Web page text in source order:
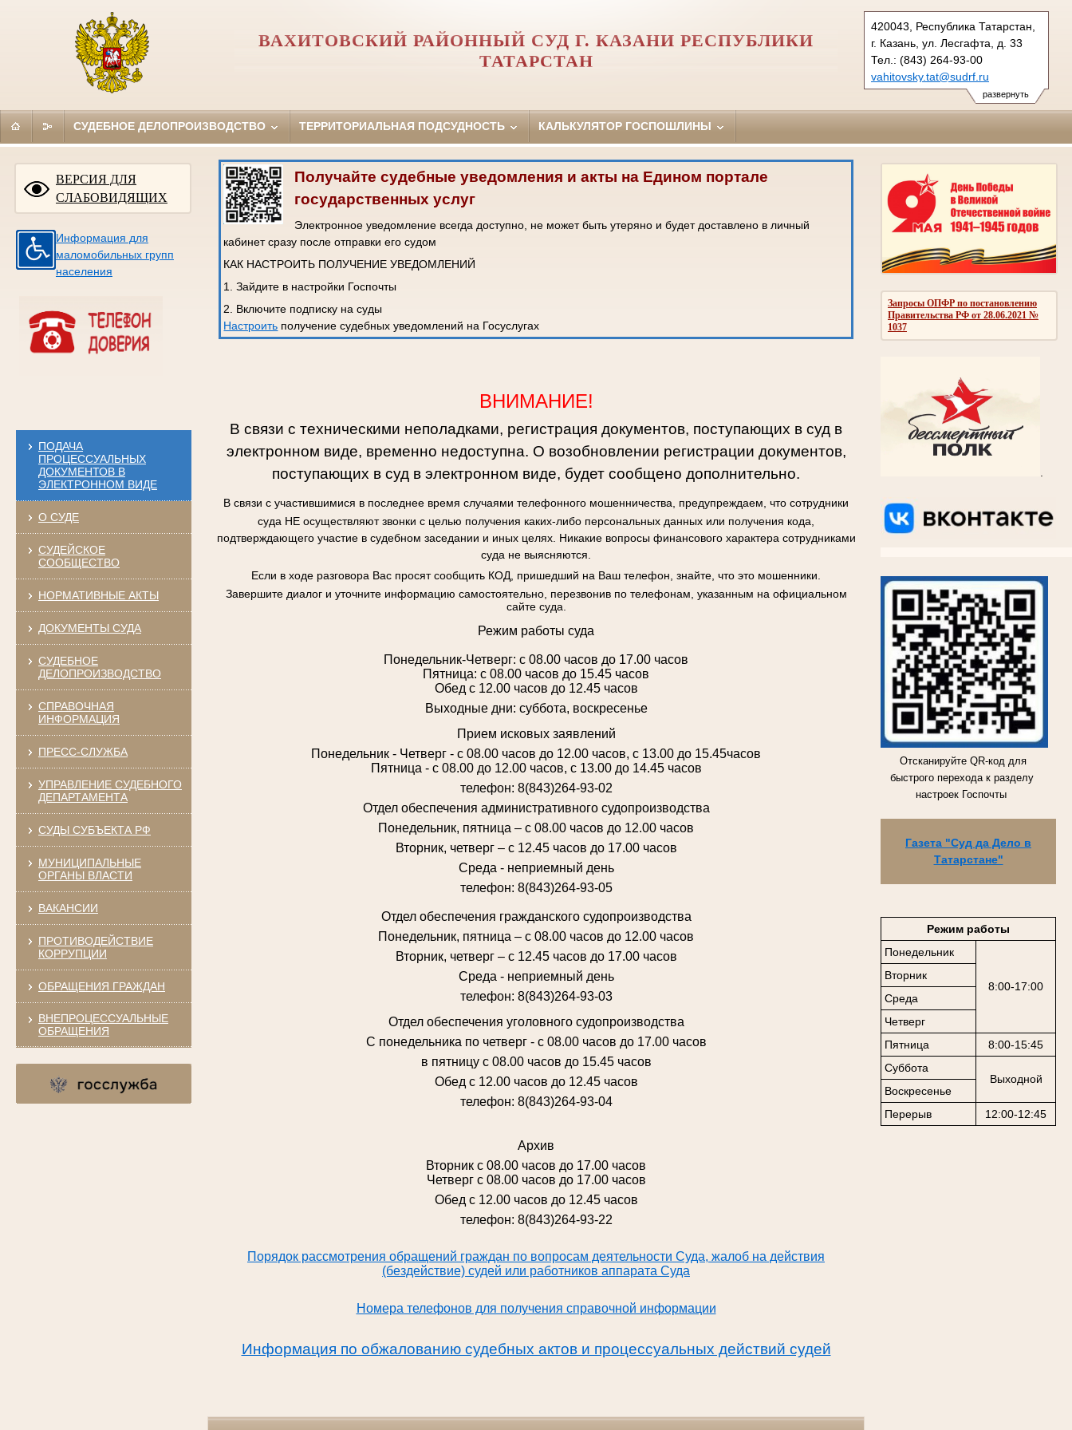
развернуть
420043, Республика Татарстан,
г. Казань, ул. Лесгафта, д. 33
Тел.: (843) 264-93-00
vahitovsky.tat@sudrf.ru
ВАХИТОВСКИЙ РАЙОННЫЙ СУД Г. КАЗАНИ РЕСПУБЛИКИ
ТАТАРСТАН
СУДЕБНОЕ ДЕЛОПРОИЗВОДСТВО ТЕРРИТОРИАЛЬНАЯ ПОДСУДНОСТЬ КАЛЬКУЛЯТОР ГОСПОШЛИНЫ
ВЕРСИЯ ДЛЯ
СЛАБОВИДЯЩИХ
Информация для
маломобильных групп
населения
ПОДАЧА
ПРОЦЕССУАЛЬНЫХ
ДОКУМЕНТОВ В
ЭЛЕКТРОННОМ ВИДЕ
О СУДЕ
СУДЕЙСКОЕ
СООБЩЕСТВО
НОРМАТИВНЫЕ АКТЫ
ДОКУМЕНТЫ СУДА
СУДЕБНОЕ
ДЕЛОПРОИЗВОДСТВО
СПРАВОЧНАЯ
ИНФОРМАЦИЯ
ПРЕСС-СЛУЖБА
УПРАВЛЕНИЕ СУДЕБНОГО
ДЕПАРТАМЕНТА
СУДЫ СУБЪЕКТА РФ
МУНИЦИПАЛЬНЫЕ
ОРГАНЫ ВЛАСТИ
ВАКАНСИИ
ПРОТИВОДЕЙСТВИЕ
КОРРУПЦИИ
ОБРАЩЕНИЯ ГРАЖДАН
ВНЕПРОЦЕССУАЛЬНЫЕ
ОБРАЩЕНИЯ
Запросы ОПФР по постановлению
Правительства РФ от 28.06.2021 №
1037
Отсканируйте QR-код для
быстрого перехода к разделу
настроек Госпочты
Газета "Суд да Дело в
Татарстане"
Режим работы
Понедельник
8:00-17:00
Вторник
Среда
Четверг
Пятница
8:00-15:45
Суббота
Выходной
Воскресенье
Перерыв
12:00-12:45
Получайте судебные уведомления и акты на Едином портале
государственных услуг
Электронное уведомление всегда доступно, не может быть утеряно и будет доставлено в личный
кабинет сразу после отправки его судом
КАК НАСТРОИТЬ ПОЛУЧЕНИЕ УВЕДОМЛЕНИЙ
1. Зайдите в настройки Госпочты
2. Включите подписку на суды
Настроить получение судебных уведомлений на Госуслугах
ВНИМАНИЕ!
В связи с техническими неполадками, регистрация документов, поступающих в суд в
электронном виде, временно недоступна. О возобновлении регистрации документов,
поступающих в суд в электронном виде, будет сообщено дополнительно.
В связи с участившимися в последнее время случаями телефонного мошенничества, предупреждаем, что сотрудники
суда НЕ осуществляют звонки с целью получения каких-либо персональных данных или получения кода,
подтверждающего участие в судебном заседании и иных целях. Никакие вопросы финансового характера сотрудниками
суда не выясняются.
Если в ходе разговора Вас просят сообщить КОД, пришедший на Ваш телефон, знайте, что это мошенники.
Завершите диалог и уточните информацию самостоятельно, перезвонив по телефонам, указанным на официальном
сайте суда.
Режим работы суда
Понедельник-Четверг: с 08.00 часов до 17.00 часов
Пятница: с 08.00 часов до 15.45 часов
Обед с 12.00 часов до 12.45 часов
Выходные дни: суббота, воскресенье
Прием исковых заявлений
Понедельник - Четверг - с 08.00 часов до 12.00 часов, с 13.00 до 15.45часов
Пятница - с 08.00 до 12.00 часов, с 13.00 до 14.45 часов
телефон: 8(843)264-93-02
Отдел обеспечения административного судопроизводства
Понедельник, пятница – с 08.00 часов до 12.00 часов
Вторник, четверг – с 12.45 часов до 17.00 часов
Среда - неприемный день
телефон: 8(843)264-93-05
Отдел обеспечения гражданского судопроизводства
Понедельник, пятница – с 08.00 часов до 12.00 часов
Вторник, четверг – с 12.45 часов до 17.00 часов
Среда - неприемный день
телефон: 8(843)264-93-03
Отдел обеспечения уголовного судопроизводства
С понедельника по четверг - с 08.00 часов до 17.00 часов
в пятницу с 08.00 часов до 15.45 часов
Обед с 12.00 часов до 12.45 часов
телефон: 8(843)264-93-04
Архив
Вторник с 08.00 часов до 17.00 часов
Четверг с 08.00 часов до 17.00 часов
Обед с 12.00 часов до 12.45 часов
телефон: 8(843)264-93-22
Порядок рассмотрения обращений граждан по вопросам деятельности Суда, жалоб на действия
(бездействие) судей или работников аппарата Суда
Номера телефонов для получения справочной информации
Информация по обжалованию судебных актов и процессуальных действий судей